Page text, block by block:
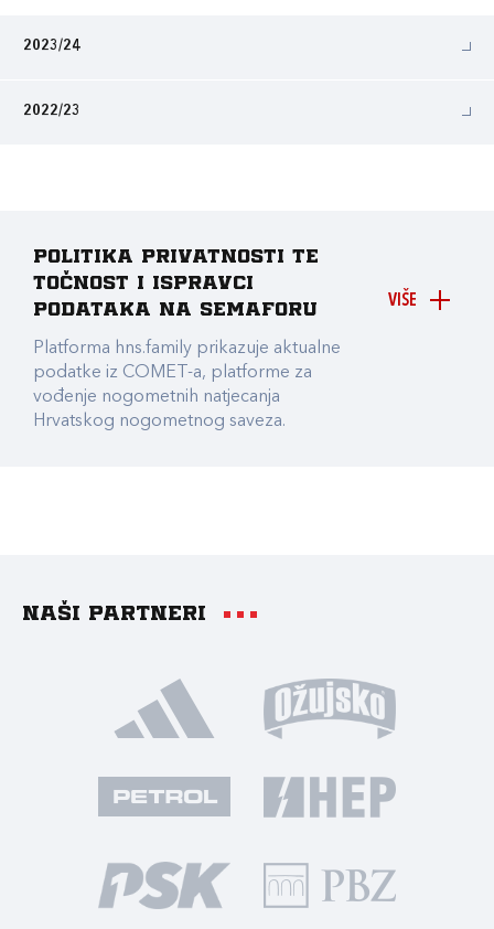
2023/24
2022/23
VIŠE
Politika privatnosti te
točnost i ispravci
podataka na Semaforu
Platforma hns.family prikazuje aktualne
podatke iz COMET-a, platforme za
vođenje nogometnih natjecanja
Hrvatskog nogometnog saveza.
Naši partneri